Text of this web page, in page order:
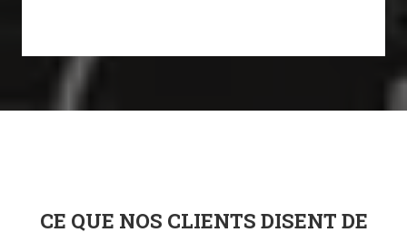
CE QUE NOS CLIENTS DISENT DE